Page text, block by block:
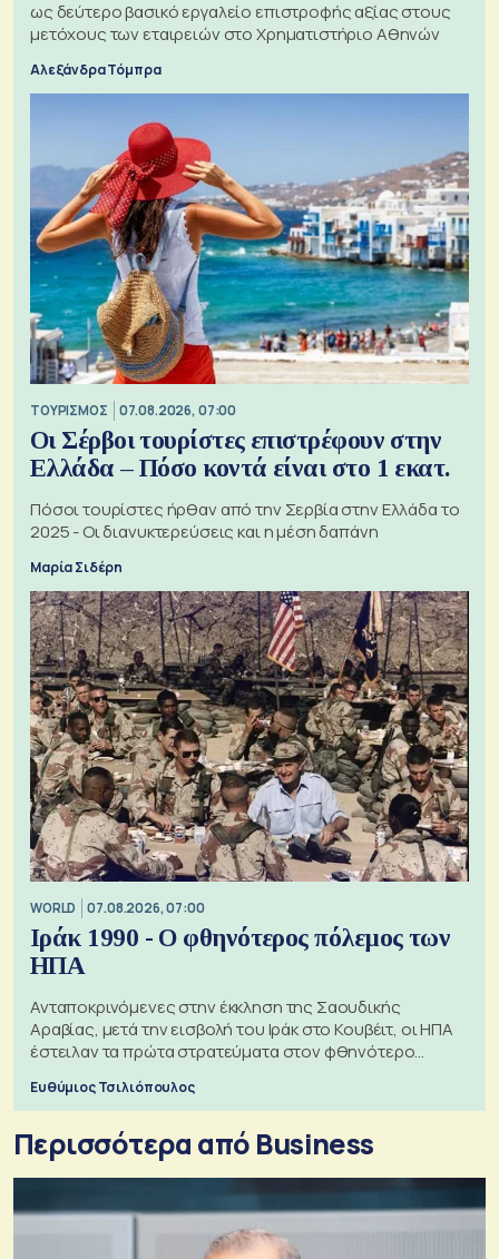
ως δεύτερο βασικό εργαλείο επιστροφής αξίας στους
μετόχους των εταιρειών στο Χρηματιστήριο Αθηνών
Αλεξάνδρα Τόμπρα
ΤΟΥΡΙΣΜΟΣ 07.08.2026, 07:00
Οι Σέρβοι τουρίστες επιστρέφουν στην
Ελλάδα – Πόσο κοντά είναι στο 1 εκατ.
Πόσοι τουρίστες ήρθαν από την Σερβία στην Ελλάδα το
2025 - Οι διανυκτερεύσεις και η μέση δαπάνη
Μαρία Σιδέρη
WORLD 07.08.2026, 07:00
Ιράκ 1990 - Ο φθηνότερος πόλεμος των
ΗΠΑ
Ανταποκρινόμενες στην έκκληση της Σαουδικής
Αραβίας, μετά την εισβολή του Ιράκ στο Κουβέιτ, οι ΗΠΑ
έστειλαν τα πρώτα στρατεύματα στον φθηνότερο
Ευθύμιος Τσιλιόπουλος
Περισσότερα από Business